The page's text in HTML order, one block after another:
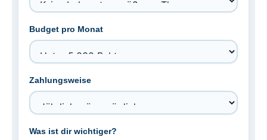
Budget pro Monat
Zahlungsweise
Was ist dir wichtiger?